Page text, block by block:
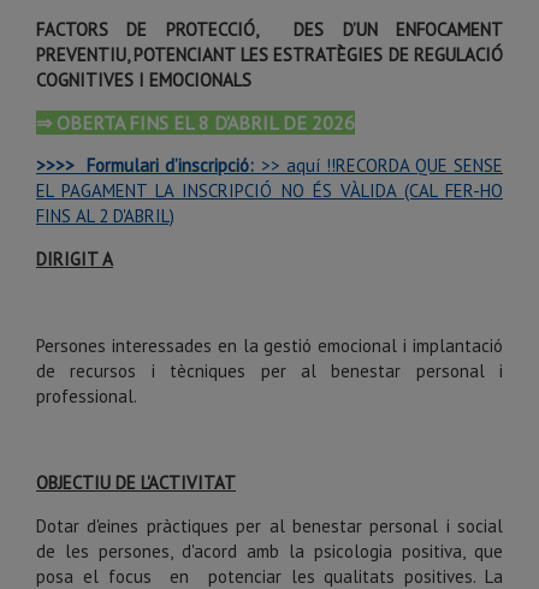
FACTORS DE PROTECCIÓ, DES D’UN ENFOCAMENT
PREVENTIU, POTENCIANT LES ESTRATÈGIES DE REGULACIÓ
COGNITIVES I EMOCIONALS
⇒ OBERTA FINS EL 8 D'ABRIL DE 2026
>>>> Formulari d’inscripció: >> aquí !!RECORDA QUE SENSE
EL PAGAMENT LA INSCRIPCIÓ NO ÉS VÀLIDA (CAL FER-HO
FINS AL 2 D'ABRIL)
DIRIGIT A
Persones interessades en la gestió emocional i implantació
de recursos i tècniques per al benestar personal i
professional.
OBJECTIU DE L'ACTIVITAT
Dotar d'eines pràctiques per al benestar personal i social
de les persones, d'acord amb la psicologia positiva, que
posa el focus en potenciar les qualitats positives. La